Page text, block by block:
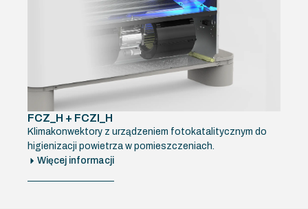
FCZ_H + FCZI_H
Klimakonwektory z urządzeniem fotokatalitycznym do
higienizacji powietrza w pomieszczeniach.
Więcej informacji